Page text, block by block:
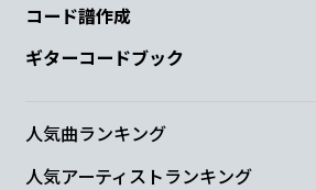
コード譜作成
ギターコードブック
人気曲ランキング
人気アーティストランキング